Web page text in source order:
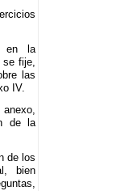
en la
se fije,
las
IV.
de la
de los
bien